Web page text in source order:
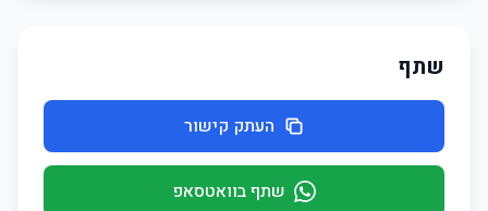
שתף
העתק קישור
שתף בוואטסאפ